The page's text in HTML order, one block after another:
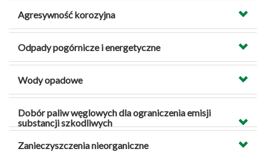
Agresywność korozyjna
Odpady pogórnicze i energetyczne
Wody opadowe
Dobór paliw węglowych dla ograniczenia emisji
substancji szkodliwych
Zanieczyszczenia nieorganiczne